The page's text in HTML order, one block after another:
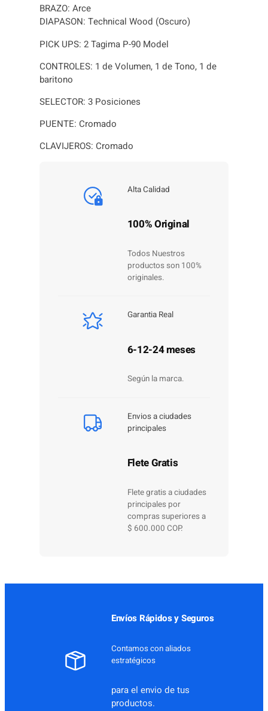
BRAZO: Arce
DIAPASON: Technical Wood (Oscuro)
PICK UPS: 2 Tagima P-90 Model
CONTROLES: 1 de Volumen, 1 de Tono, 1 de
baritono
SELECTOR: 3 Posiciones
PUENTE: Cromado
CLAVIJEROS: Cromado
Alta Calidad
100% Original
Todos Nuestros
productos son 100%
originales.
Garantia Real
6-12-24 meses
Según la marca.
Envios a ciudades
principales
Flete Gratis
Flete gratis a ciudades
principales por
compras superiores a
$ 600.000 COP.
Envíos Rápidos y Seguros
Contamos con aliados
estratégicos
para el envio de tus
productos.